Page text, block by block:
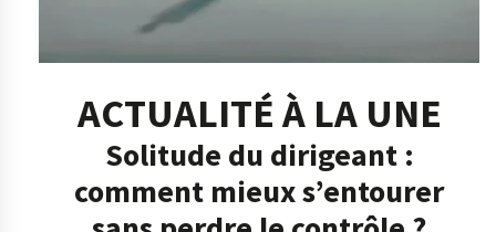
ACTUALITÉ À LA UNE
Solitude du dirigeant :
comment mieux s’entourer